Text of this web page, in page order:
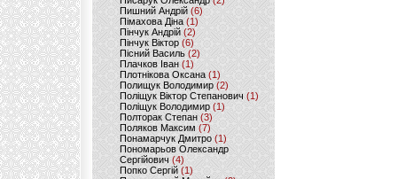
Пишний Андрій (6)
Пімахова Діна(1)
Пінчук Андрій(2)
Пінчук Віктор (6)
Пісний Василь (2)
Плачков Іван(1)
Плотнікова Оксана (1)
Полищук Володимир(2)
Поліщук Віктор Степанович(1)
Поліщук Володимир (1)
Полторак Степан(3)
Поляков Максим (7)
Понамарчук Дмитро (1)
Пономарьов Олександр
Сергійович(4)
Попко Сергій (1)